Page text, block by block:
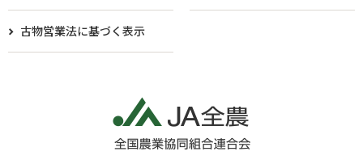
古物営業法に基づく表示